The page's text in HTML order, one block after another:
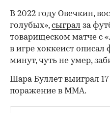
00:00 / 00:00
В 2022 году Овечкин,
голубых»,сыграл за
товарищеском матче с
в игре хоккеист описал
минут, чуть не умер,
Шара Буллет выиграл
поражение в ММА.